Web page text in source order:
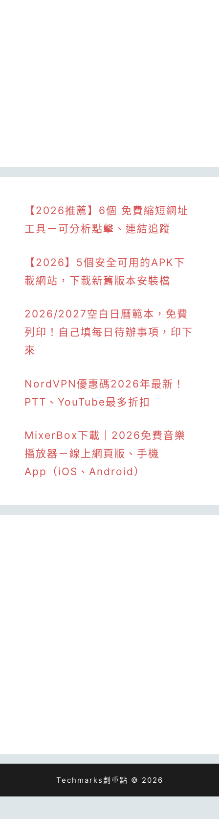
【2026推薦】6個 免費縮短網址
工具－可分析點擊、連結追蹤
【2026】5個安全可用的APK下
載網站，下載新舊版本安裝檔
2026/2027空白日曆範本，免費
列印！自己填每日待辦事項，印下
來
NordVPN優惠碼2026年最新！
PTT、YouTube最多折扣
MixerBox下載｜2026免費音樂
播放器－線上網頁版、手機
App（iOS、Android）
Techmarks劃重點 © 2026